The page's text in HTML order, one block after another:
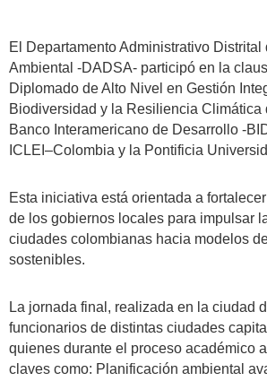
El Departamento Administrativo
Ambiental -DADSA- participó en la
Diplomado de Alto Nivel en Gestión
Biodiversidad y la Resiliencia Climática
Banco Interamericano de Desarrollo -
ICLEI–Colombia y la Pontificia
Esta iniciativa está orientada a
de los gobiernos locales para impulsar
ciudades colombianas hacia modelos
sostenibles.
La jornada final, realizada en la ciudad
funcionarios de distintas ciudades
quienes durante el proceso académico
claves como: Planificación ambiental